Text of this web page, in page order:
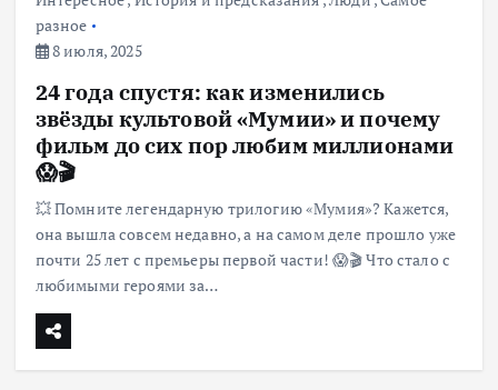
разное
8 июля, 2025
24 года спустя: как изменились
звёзды культовой «Мумии» и почему
фильм до сих пор любим миллионами
😱🎬
💥 Помните легендарную трилогию «Мумия»? Кажется,
она вышла совсем недавно, а на самом деле прошло уже
почти 25 лет с премьеры первой части! 😱🎬 Что стало с
любимыми героями за…